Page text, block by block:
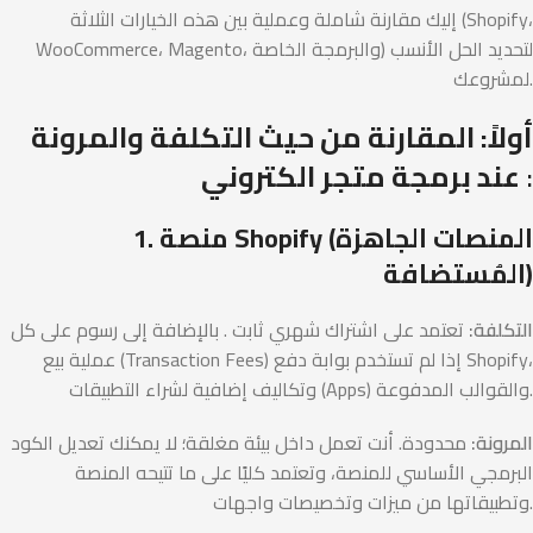
إليك مقارنة شاملة وعملية بين هذه الخيارات الثلاثة (Shopify،
WooCommerce، Magento، والبرمجة الخاصة) لتحديد الحل الأنسب
لمشروعك.
أولاً: المقارنة من حيث التكلفة والمرونة
:
1. منصة Shopify (المنصات الجاهزة
المُستضافة)
التكلفة: تعتمد على اشتراك شهري ثابت . بالإضافة إلى رسوم على كل
عملية بيع (Transaction Fees) إذا لم تستخدم بوابة دفع Shopify،
وتكاليف إضافية لشراء التطبيقات (Apps) والقوالب المدفوعة.
المرونة: محدودة. أنت تعمل داخل بيئة مغلقة؛ لا يمكنك تعديل الكود
البرمجي الأساسي للمنصة، وتعتمد كليًا على ما تتيحه المنصة
وتطبيقاتها من ميزات وتخصيصات واجهات.